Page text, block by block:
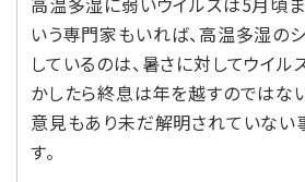
いう専門家もいれば、高温多湿の
しているのは、暑さに対してウイル
かしたら終息は年を越すのではな
意見もあり未だ解明されていない
す。